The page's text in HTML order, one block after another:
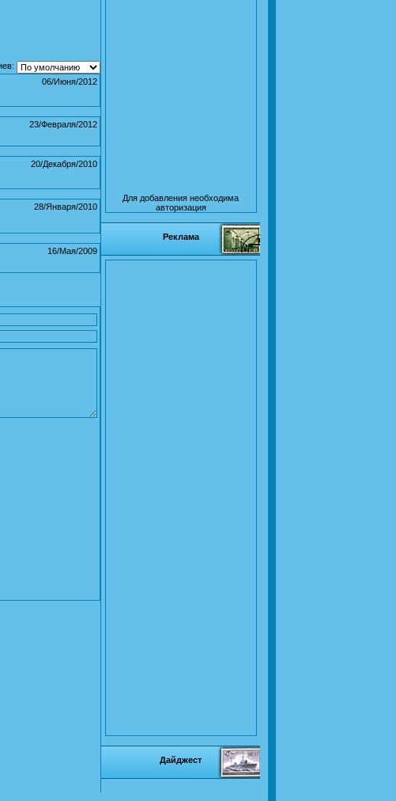
06/Июня/2012
23/Февраля/2012
20/Декабря/2010
28/Января/2010
16/Мая/2009
Для добавления необходима
авторизация
Реклама
Дайджест